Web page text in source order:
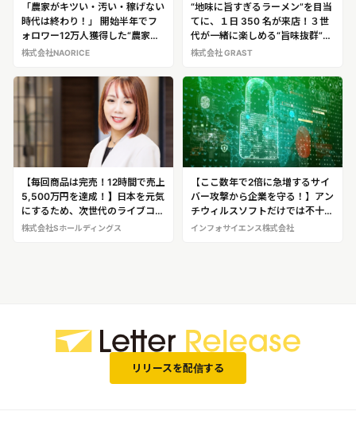
「農家がキツい・汚い・稼げない
時代は終わり！」 開始半年でフ
ォロワー12万⼈獲得した“農家イ
ンフルエンサー”がリアルイベン
株式会社NAORICE
“地味に旨すぎるラーメン”を目当
てに、１日 350 名が来店！３世
代が一緒に楽しめる“旨味抜群”の
味噌ラーメン店「北海道らーめん
株式会社 GRAST
【毎回商品は完売！12時間で売上
5,500万円を達成！】日本を元気
にするため、次世代のライブコマ
―サーを育成！中国出身の
株式会社Sホールディングス
【ここ数年で2倍に急増するサイ
バー攻撃から企業を守る！】アン
チウィルスソフトだけでは不十
分！”ログ保管”で被害を抑える！
インフォサイエンス株式会社
リリースを配信する